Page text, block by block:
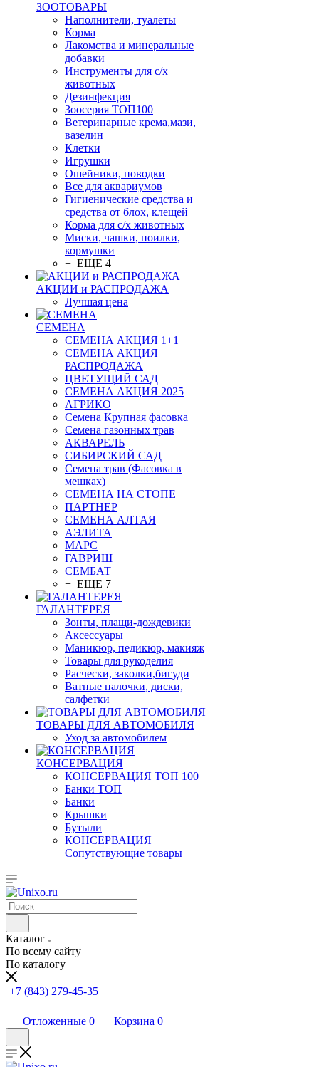
ЗООТОВАРЫ
Наполнители, туалеты
Корма
Лакомства и минеральные
добавки
Инструменты для с/х
животных
Дезинфекция
Зоосерия ТОП100
Ветеринарные крема,мази,
вазелин
Клетки
Игрушки
Ошейники, поводки
Все для аквариумов
Гигиенические средства и
средства от блох, клещей
Корма для с/х животных
Миски, чашки, поилки,
кормушки
+ ЕЩЕ 4
АКЦИИ и РАСПРОДАЖА
Лучшая цена
СЕМЕНА
СЕМЕНА АКЦИЯ 1+1
СЕМЕНА АКЦИЯ
РАСПРОДАЖА
ЦВЕТУЩИЙ САД
СЕМЕНА АКЦИЯ 2025
АГРИКО
Семена Крупная фасовка
Семена газонных трав
АКВАРЕЛЬ
СИБИРСКИЙ САД
Семена трав (Фасовка в
мешках)
СЕМЕНА НА СТОПЕ
ПАРТНЕР
СЕМЕНА АЛТАЯ
АЭЛИТА
МАРС
ГАВРИШ
СЕМБАТ
+ ЕЩЕ 7
ГАЛАНТЕРЕЯ
Зонты, плащи-дождевики
Аксессуары
Маникюр, педикюр, макияж
Товары для рукоделия
Расчески, заколки,бигуди
Ватные палочки, диски,
салфетки
ТОВАРЫ ДЛЯ АВТОМОБИЛЯ
Уход за автомобилем
КОНСЕРВАЦИЯ
КОНСЕРВАЦИЯ ТОП 100
Банки ТОП
Банки
Крышки
Бутыли
КОНСЕРВАЦИЯ
Сопутствующие товары
Каталог
По всему сайту
По каталогу
+7 (843) 279-45-35
Отложенные 0 Корзина 0